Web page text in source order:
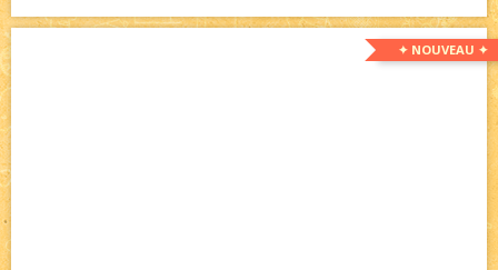
✦ NOUVEAU ✦